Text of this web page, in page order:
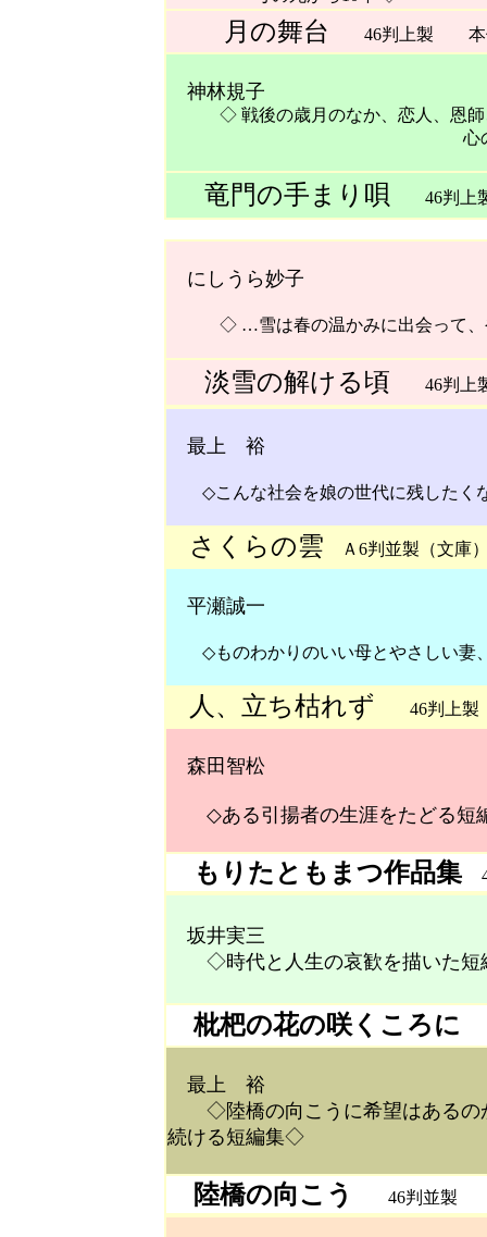
月の舞台 46判上製 本
神林規子
◇ 戦後の歳月のなか、恋人、恩師
心の交流を描
竜門の手まり唄 46判上
にしうら妙子
◇ …雪は春の温かみに出会って、
淡雪の解ける頃 46判上
最上 裕
◇こんな社会を娘の世代に残したく
さくらの雲 Ａ6判並製（文
平瀬誠一
◇ものわかりのいい母とやさしい妻
人、立ち枯れず 46判上製
森田智松
◇ある引揚者の生涯をたどる短
もりたともまつ作品集
坂井実三
◇時代と人生の哀歓を描いた短
枇杷の花の咲くころに
最上 裕
◇陸橋の向こうに希望はあるの
続ける短編集◇
陸橋の向こう 46判並製